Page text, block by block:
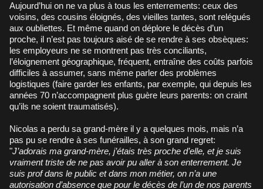
Aujourd’hui on ne va plus à tous les enterrements: ceux des
voisins, des cousins éloignés, des vieilles tantes, sont relégués
aux oubliettes. Et même quand on déplore le décès d’un
proche, il n’est pas toujours aisé de se rendre à ses obsèques:
les employeurs ne se montrent pas très conciliants,
l’éloignement géographique, fréquent, entraîne des coûts parfois
difficiles à assumer, sans même parler des problèmes
logistiques (faire garder les enfants, par exemple, qui depuis les
années 70 n’accompagnent plus guère leurs parents: on craint
qu’ils ne soient traumatisés).
Nicolas a perdu sa grand-mère il y a quelques mois, mais n’a
pas pu se rendre à ses funérailles, à son grand regret:
"J’adorais ma grand-mère, j’étais très proche d’elle, et je suis
vraiment triste de ne pas avoir pu aller à son enterrement. Je
suis prof dans le public et dans mon métier, on n’a une
autorisation d’absence que pour le décès de l’un de nos parents